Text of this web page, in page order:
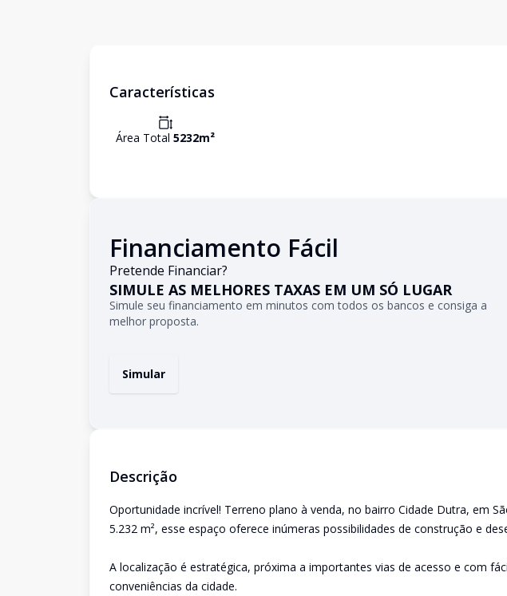
Características
Área Total 5232m²
Financiamento Fácil
Pretende Financiar?
SIMULE AS MELHORES TAXAS EM UM SÓ LUGAR
Simule seu financiamento em minutos com todos os bancos e consiga a
melhor proposta.
Simular
Descrição
Oportunidade incrível! Terreno plano à venda, no bairro Cidade Dutra, em
5.232 m², esse espaço oferece inúmeras possibilidades de construção e
A localização é estratégica, próxima a importantes vias de acesso e com
conveniências da cidade.